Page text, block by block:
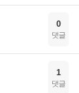
0
댓글
1
댓글